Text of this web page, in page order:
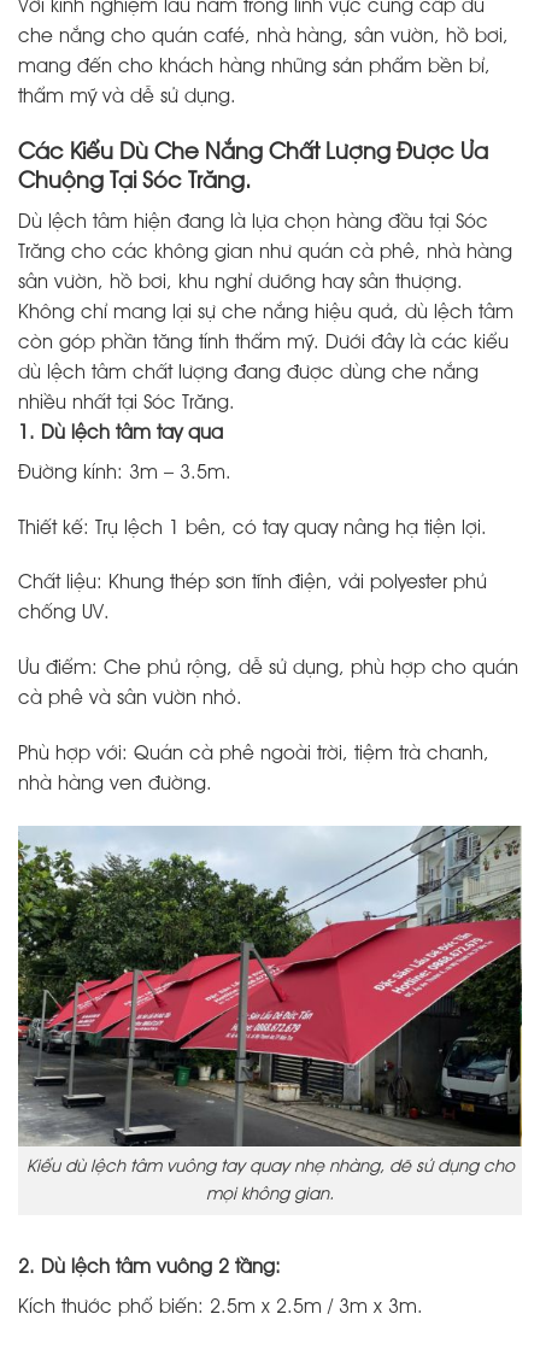
Với kinh nghiệm lâu năm trong lĩnh vực cung cấp dù
che nắng cho quán café, nhà hàng, sân vườn, hồ bơi,
mang đến cho khách hàng những sản phẩm bền bỉ,
thẩm mỹ và dễ sử dụng.
Các Kiểu Dù Che Nắng Chất Lượng Được Ưa
Chuộng Tại Sóc Trăng.
Dù lệch tâm hiện đang là lựa chọn hàng đầu tại Sóc
Trăng cho các không gian như quán cà phê, nhà hàng
sân vườn, hồ bơi, khu nghỉ dưỡng hay sân thượng.
Không chỉ mang lại sự che nắng hiệu quả, dù lệch tâm
còn góp phần tăng tính thẩm mỹ. Dưới đây là các kiểu
dù lệch tâm chất lượng đang được dùng che nắng
nhiều nhất tại Sóc Trăng.
1. Dù lệch tâm tay qua
Đường kính: 3m – 3.5m.
Thiết kế: Trụ lệch 1 bên, có tay quay nâng hạ tiện lợi.
Chất liệu: Khung thép sơn tĩnh điện, vải polyester phủ
chống UV.
Ưu điểm: Che phủ rộng, dễ sử dụng, phù hợp cho quán
cà phê và sân vườn nhỏ.
Phù hợp với: Quán cà phê ngoài trời, tiệm trà chanh,
nhà hàng ven đường.
Kiểu dù lệch tâm vuông tay quay nhẹ nhàng, dẽ sử dụng cho
mọi không gian.
2. Dù lệch tâm vuông 2 tầng:
Kích thước phổ biến: 2.5m x 2.5m / 3m x 3m.